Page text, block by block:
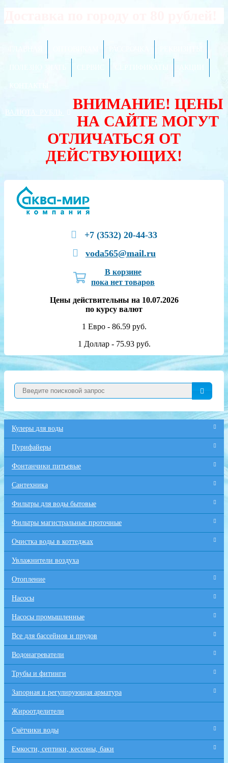
ВАЛЮТА:
ВНИМАНИЕ! ЦЕНЫ
НА САЙТЕ МОГУТ
ОТЛИЧАТЬСЯ ОТ
ДЕЙСТВУЮЩИХ!
+7 (3532) 20-44-33
voda565@mail.ru
В корзине
пока нет товаров
Цены действительны на 10.07.2026
по курсу валют
1 Евро - 86.59 руб.
1 Доллар - 75.93 руб.
Кулеры для воды
Пурифайеры
Фонтанчики питьевые
Сантехника
Фильтры для воды бытовые
Фильтры магистральные проточные
Очистка воды в коттеджах
Увлажнители воздуха
Отопление
Насосы
Насосы промышленные
Все для бaссейнов и прудов
Водонагреватели
Трубы и фитинги
Запорная и регулирующая арматура
Жироотделители
Счётчики воды
Емкости, септики, кессоны, баки